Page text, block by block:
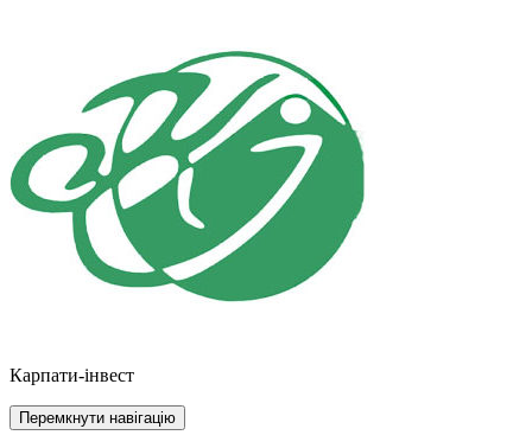
Карпати-інвест
Перемкнути навігацію